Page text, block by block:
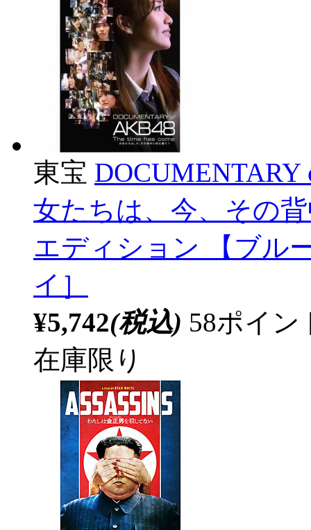
東宝 DOCUMENTARY
女たちは、今、その
エディション 【ブル
イ］
¥5,742(税込) 58ポイ
在庫限り